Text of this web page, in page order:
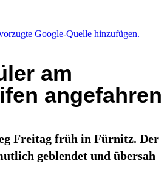
Google-Quelle hinzufügen.
am
angefahren
Freitag früh in Fürnitz. Der
geblendet und übersah